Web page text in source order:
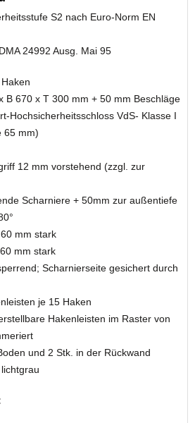
S2 nach Euro-Norm EN
24992 Ausg. Mai 95
B 670 x T 300 mm + 50 mm Beschläge
Hochsicherheitsschloss VdS- Klasse I
65 mm)
12 mm vorstehend (zzgl. zur
Scharniere + 50mm zur außentiefe
mm stark
mm stark
Scharnierseite gesichert durch
je 15 Haken
Hakenleisten im Raster von
und 2 Stk. in der Rückwand